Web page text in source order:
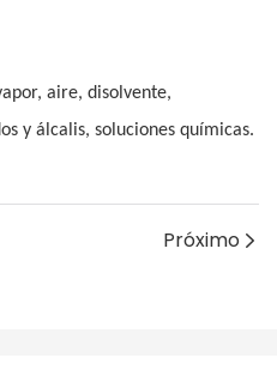
aire, disolvente,
y álcalis, soluciones químicas.
Próximo